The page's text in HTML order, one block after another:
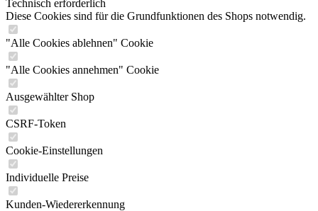
Technisch erforderlich
Diese Cookies sind für die Grundfunktionen des Shops notwendig.
"Alle Cookies ablehnen" Cookie
"Alle Cookies annehmen" Cookie
Ausgewählter Shop
CSRF-Token
Cookie-Einstellungen
Individuelle Preise
Kunden-Wiedererkennung